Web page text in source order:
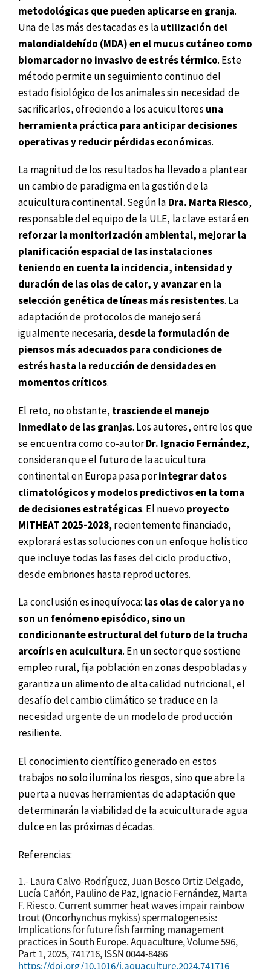
metodológicas que pueden aplicarse en granja.
Una de las más destacadas es lautilización del
malondialdehído (MDA) en el mucus cutáneo como
biomarcador no invasivo de estrés térmico. Este
método permite un seguimiento continuo del
estado fisiológico de los animales sin necesidad de
sacrificarlos, ofreciendo a los acuicultores una
herramienta práctica para anticipar decisiones
operativas y reducir pérdidas económicas.
La magnitud de los resultados ha llevado a plantear
un cambio de paradigma en la gestión de la
acuicultura continental. Según la Dra. Marta Riesco,
responsable del equipo de la ULE, la clave estará en
reforzar la monitorización ambiental, mejorar la
planificación espacial de las instalaciones
teniendo en cuenta la incidencia, intensidad y
duración de las olas de calor, y avanzar en la
selección genética de líneas más resistentes. La
adaptación de protocolos de manejo será
igualmente necesaria, desde la formulación de
piensos más adecuados para condiciones de
estrés hasta la reducción de densidades en
momentos críticos.
El reto, no obstante, trasciende el manejo
inmediato de las granjas. Los autores, entre los que
se encuentra como co-autorDr. Ignacio Fernández,
consideran que el futuro de la acuicultura
continental en Europa pasa porintegrar datos
climatológicos y modelos predictivos en la toma
de decisiones estratégicas. El nuevoproyecto
MITHEAT 2025-2028, recientemente financiado,
explorará estas soluciones con un enfoque holístico
que incluye todas las fases del ciclo productivo,
desde embriones hasta reproductores.
La conclusión es inequívoca: las olas de calor ya no
son un fenómeno episódico, sino un
condicionante estructural del futuro de la trucha
arcoíris en acuicultura. En un sector que sostiene
empleo rural, fija población en zonas despobladas y
garantiza un alimento de alta calidad nutricional, el
desafío del cambio climático se traduce en la
necesidad urgente de un modelo de producción
resiliente.
El conocimiento científico generado en estos
trabajos no solo ilumina los riesgos, sino que abre la
puerta a nuevas herramientas de adaptación que
determinarán la viabilidad de la acuicultura de agua
dulce en las próximas décadas.
Referencias:
1.- Laura Calvo-Rodríguez, Juan Bosco Ortiz-Delgado,
Lucía Cañón, Paulino de Paz, Ignacio Fernández, Marta
F. Riesco. Current summer heat waves impair rainbow
trout (Oncorhynchus mykiss) spermatogenesis:
Implications for future fish farming management
practices in South Europe. Aquaculture, Volume 596,
Part 1, 2025, 741716, ISSN 0044-8486
https://doi.org/10.1016/j.aquaculture.2024.741716